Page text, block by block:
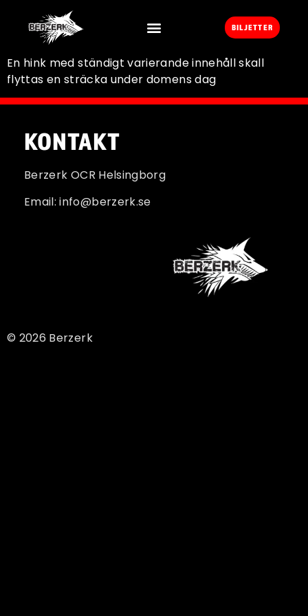
BILJETTER
En hink med ständigt varierande innehåll skall
flyttas en sträcka under domens dag
KONTAKT
Berzerk OCR Helsingborg
Email: info@berzerk.se
© 2026 Berzerk